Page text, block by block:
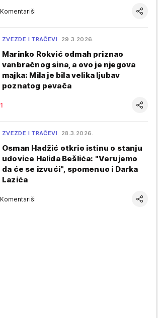
Komentariši
ZVEZDE I TRAČEVI 29.3.2026.
Marinko Rokvić odmah priznao
vanbračnog sina, a ovo je njegova
majka: Mila je bila velika ljubav
poznatog pevača
1
ZVEZDE I TRAČEVI 28.3.2026.
Osman Hadžić otkrio istinu o stanju
udovice Halida Bešlića: "Verujemo
da će se izvući", spomenuo i Darka
Lazića
Komentariši